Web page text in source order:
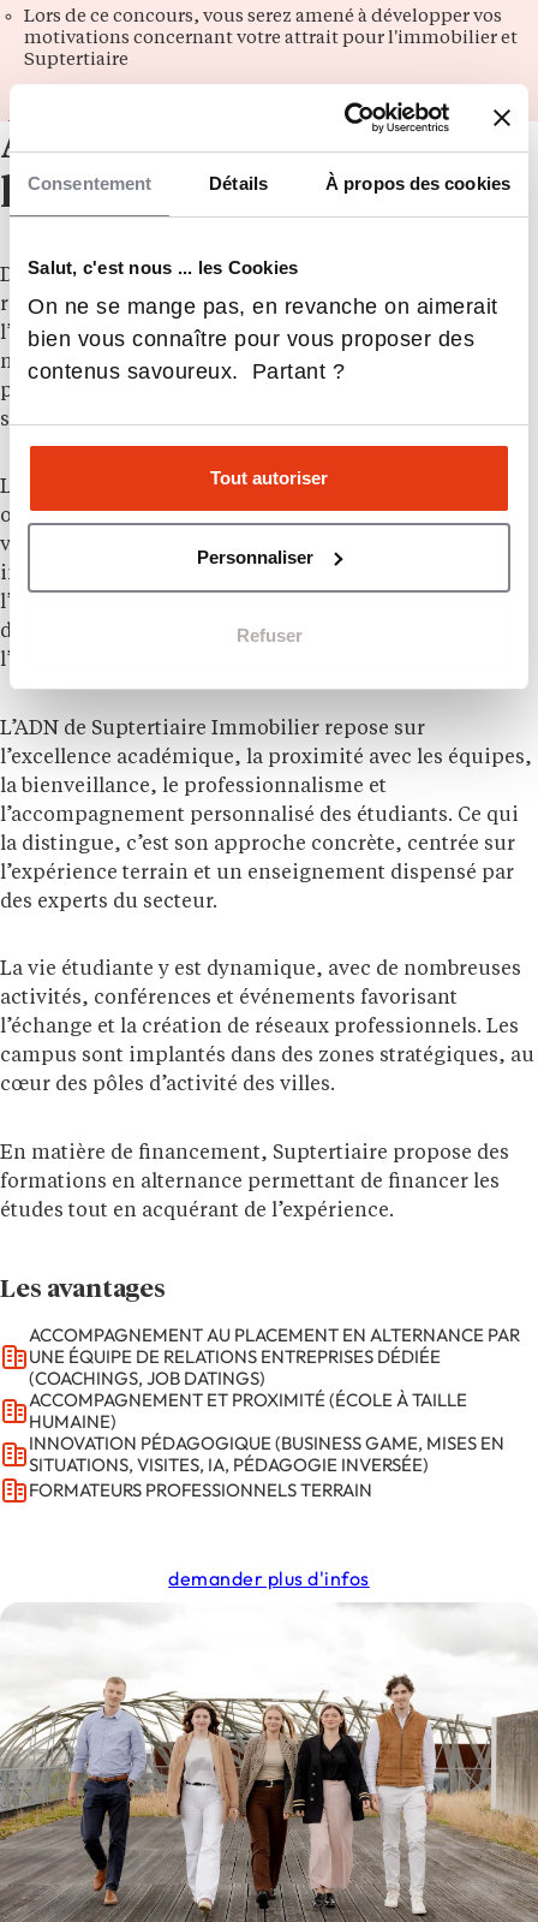
Consentement Détails À propos des cookies
Salut, c'est nous ... les Cookies
On ne se mange pas, en revanche on aimerait
bien vous connaître pour vous proposer des
contenus savoureux. Partant ?
Tout autoriser
Personnaliser
Refuser
Lors de ce concours, vous serez amené à développer vos
motivations concernant votre attrait pour l'immobilier et
Suptertiaire
À propos de
l’établissement
Depuis 1995, Suptertiaire Immobilier
référence dans la formation aux métiers de
l’immobilier. En 30 ans, elle a su s’adapter aux
mutations du marché immobilier et des attentes des
professionnels, tout en plaçant l’humain au cœur de
son enseignement.
Le secteur de l’immobilier, en perpétuelle évolution,
offre de nombreuses opportunités dans des domaines
variés comme la transaction, le gestion de patrimoine
immobilier, la promotion, l’investissement ou encore
l’habitat social. Avec des enjeux croissants autour du
développement durable et des nouvelles technologies,
l’immobilier se réinvente constamment.
L’ADN de Suptertiaire Immobilier repose sur
l’excellence académique, la proximité avec les équipes,
la bienveillance, le professionnalisme et
l’accompagnement personnalisé des étudiants. Ce qui
la distingue, c’est son approche concrète, centrée sur
l’expérience terrain et un enseignement dispensé par
des experts du secteur.
La vie étudiante y est dynamique, avec de nombreuses
activités, conférences et événements favorisant
l’échange et la création de réseaux professionnels. Les
campus sont implantés dans des zones stratégiques, au
cœur des pôles d’activité des villes.
En matière de financement, Suptertiaire propose des
formations en alternance permettant de financer les
études tout en acquérant de l’expérience.
Les avantages
ACCOMPAGNEMENT AU PLACEMENT EN ALTERNANCE PAR
UNE ÉQUIPE DE RELATIONS ENTREPRISES DÉDIÉE
(COACHINGS, JOB DATINGS)
ACCOMPAGNEMENT ET PROXIMITÉ (ÉCOLE À TAILLE
HUMAINE)
INNOVATION PÉDAGOGIQUE (BUSINESS GAME, MISES EN
SITUATIONS, VISITES, IA, PÉDAGOGIE INVERSÉE)
FORMATEURS PROFESSIONNELS TERRAIN
demander plus d'infos